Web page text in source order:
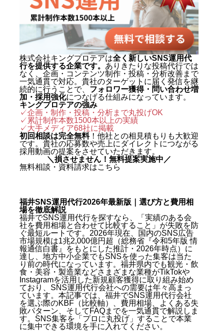
株式会社キングプロテアは全く新しいSNS運用代
行を提供する企業です。 ありきたりな投稿代行では
なく、企画・コンテンツ制作・投稿・分析改善まで
一気通貫で対応。貴社のターゲットに届く発信を継
続的に行うことで、 フォロワー獲得・問い合わせ増
加・採用強化につなげる仕組みになっています。
キングプロテアの強み
✓企画・制作・投稿・分析まで丸投げOK
✓累計制作本数1500本以上の実績
✓大手メディア68社に掲載
初回相談は完全無料！他社との相見積もりも大歓迎
です。貴社の応募数や売上にダイレクトにつながる
採用動画の提案をさせていただきます。
＼損させません！無料提案実施中／
無料相談・資料請求はこちら
福井SNS運用代行2026年最新版｜選び方と費用相
場を徹底解説
福井でSNS運用代行を探すなら、「実績のある会
社を費用相場と合わせて比較すること」が失敗を防
ぐ最短ルートです。2026年現在、国内のSNS広告
市場規模は1兆2,000億円超（総務省『令和5年版 情
報通信白書』をもとにした推計・2026年時点）に
達し、地方中小企業でもSNSを使った集客は当た
り前の時代になっています。福井県内でも観光・飲
食・美容・製造業などさまざまな業種がTikTokや
Instagramを活用した新規顧客獲得に取り組み始め
ており、SNS運用代行会社への需要は年々高まっ
ています。本記事では、福井でSNS運用代行会社
を選ぶ際のKBF（比較軸）、費用相場、よくある失
敗パターン、そしてFAQまでを一気通貫で解説しま
す。SNS集客を「プロに丸投げ」することで本業
に集中できる環境を手に入れてください。